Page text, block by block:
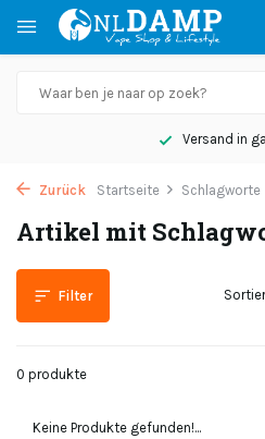
Versand in
Zurück Startseite Schlagworte
Artikel mit
Filter
0 produkte
Keine Produkte gefunden!...